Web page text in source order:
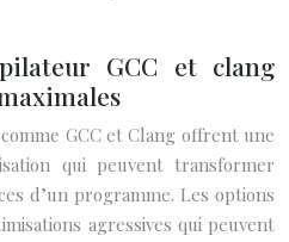
GCC et clang
GCC et Clang offrent une
qui peuvent transformer
d’un programme. Les options
agressives qui peuvent